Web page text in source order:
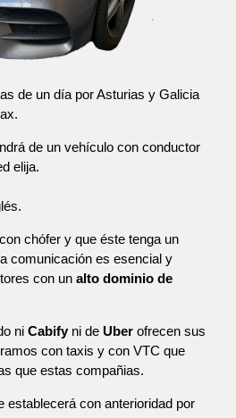
de un día por Asturias y Galicia
de un vehículo con conductor
elija.
chófer y que éste tenga un
comunicación es esencial y
con un alto dominio de
ni Cabify ni de Uber ofrecen sus
con taxis y con VTC que
que estas compañias.
establecerá con anterioridad por